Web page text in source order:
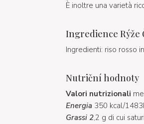
È inoltre una varietà
Ingredience Rýže
Ingredienti: riso rosso
Nutriční hodnoty
Valori nutrizionali
Energia 350 kcal/
Grassi 2,2 g di cui